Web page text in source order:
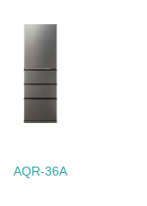
っている
AQR-36A